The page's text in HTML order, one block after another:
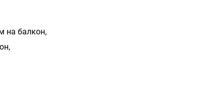
на балкон,